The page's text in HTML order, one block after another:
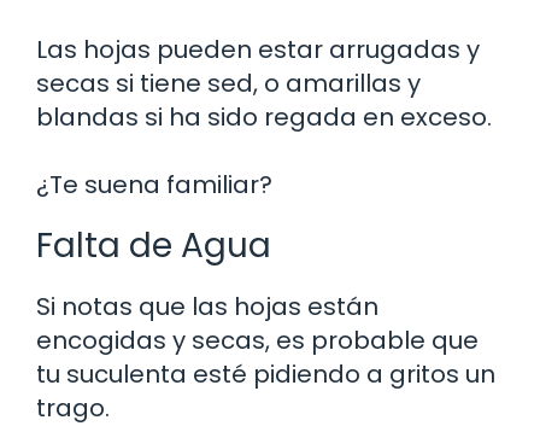
Las hojas pueden estar arrugadas y
secas si tiene sed, o amarillas y
blandas si ha sido regada en exceso.
¿Te suena familiar?
Falta de Agua
Si notas que las hojas están
encogidas y secas, es probable que
tu suculenta esté pidiendo a gritos un
trago.